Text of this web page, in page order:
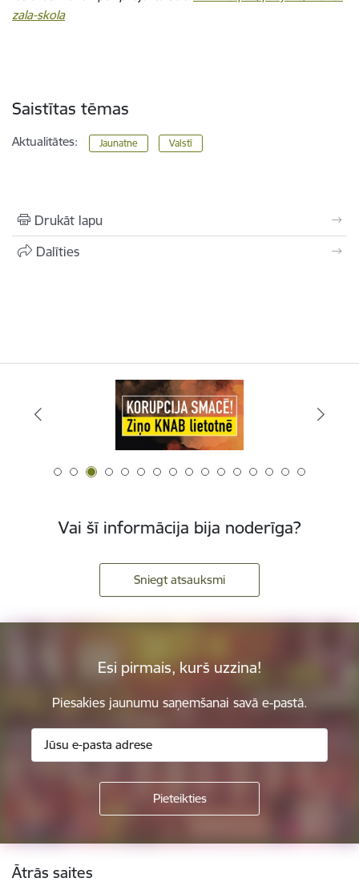
zala-skola
Saistītas tēmas
Aktualitātes: Jaunatne Valstī
Drukāt lapu
Dalīties
Vai šī informācija bija noderīga?
Sniegt atsauksmi
Esi pirmais, kurš uzzina!
Piesakies jaunumu saņemšanai savā e-pastā.
Kājene
Ātrās saites